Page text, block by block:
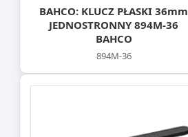
BAHCO: KLUCZ PŁASKI 36mm
JEDNOSTRONNY 894M-36
BAHCO
894M-36